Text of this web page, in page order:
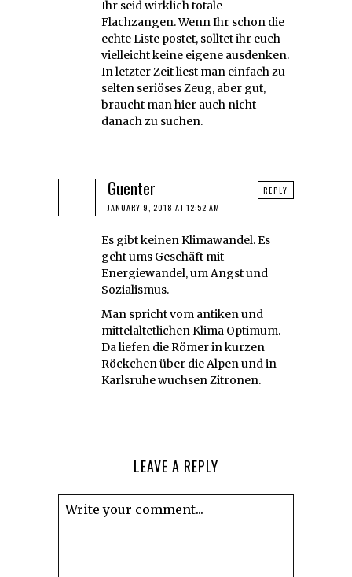
Ihr seid wirklich totale
Flachzangen. Wenn Ihr schon die
echte Liste postet, solltet ihr euch
vielleicht keine eigene ausdenken.
In letzter Zeit liest man einfach zu
selten seriöses Zeug, aber gut,
braucht man hier auch nicht
danach zu suchen.
Guenter
JANUARY 9, 2018 AT 12:52 AM
Es gibt keinen Klimawandel. Es
geht ums Geschäft mit
Energiewandel, um Angst und
Sozialismus.
Man spricht vom antiken und
mittelaltetlichen Klima Optimum.
Da liefen die Römer in kurzen
Röckchen über die Alpen und in
Karlsruhe wuchsen Zitronen.
REPLY
LEAVE A REPLY